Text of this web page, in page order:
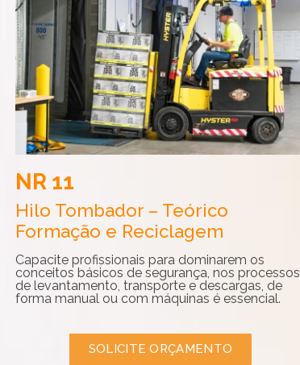
NR 11
Hilo Tombador – Teórico
Formação e Reciclagem
Capacite profissionais para dominarem os
conceitos básicos de segurança, nos processos
de levantamento, transporte e descargas, de
forma manual ou com máquinas é essencial.
SOLICITE ORÇAMENTO